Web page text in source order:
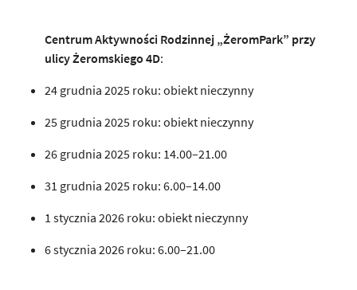
Centrum Aktywności Rodzinnej „ŻeromPark” przy
ulicy Żeromskiego 4D:
24 grudnia 2025 roku: obiekt nieczynny
25 grudnia 2025 roku: obiekt nieczynny
26 grudnia 2025 roku: 14.00–21.00
31 grudnia 2025 roku: 6.00–14.00
1 stycznia 2026 roku: obiekt nieczynny
6 stycznia 2026 roku: 6.00–21.00